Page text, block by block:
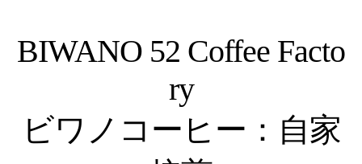
BIWANO 52 Coffee Facto
ry
ビワノコーヒー：自家